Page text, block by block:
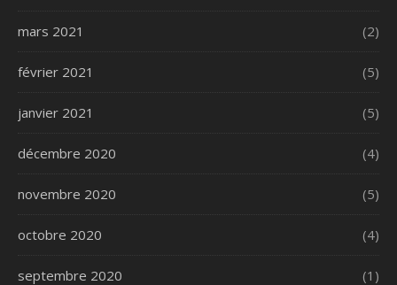
mars 2021 (2)
février 2021 (5)
janvier 2021 (5)
décembre 2020 (4)
novembre 2020 (5)
octobre 2020 (4)
septembre 2020 (1)